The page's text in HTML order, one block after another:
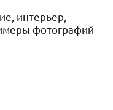
интерьер,
фотографий